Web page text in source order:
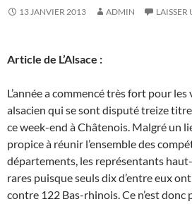
13 JANVIER 2013 ADMIN
Article de L’Alsace :
L’année a commencé très fort pour
alsacien qui se sont disputé treize
ce week-end à Châtenois. Malgré un
propice à réunir l’ensemble des
départements, les représentants
rares puisque seuls dix d’entre eux
contre 122 Bas-rhinois. Ce n’est donc